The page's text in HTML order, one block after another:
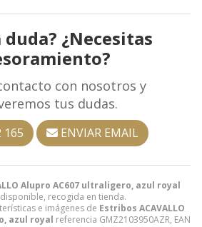
Alupro AC607 ultraligero, azul royal
recogida en tienda.
e imágenes de Estribos ACAVALLO
azul royal referencia GMZ2103950AZR, EAN
¿Necesitas
con nosotros y
tus dudas.
165 ENVIAR EMAIL